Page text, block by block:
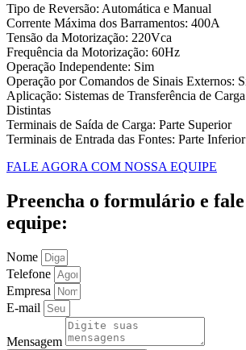
Tipo de Reversão: Automática e Manual
Corrente Máxima dos Barramentos: 400A
Tensão da Motorização: 220Vca
Frequência da Motorização: 60Hz
Operação Independente: Sim
Operação por Comandos de Sinais Externos:
Aplicação: Sistemas de Transferência de
Distintas
Terminais de Saída de Carga: Parte Superior
Terminais de Entrada das Fontes: Parte Inferior
FALE AGORA COM NOSSA EQUIPE
Preencha o formulário e fale
equipe:
Nome
Telefone
Empresa
E-mail
Mensagem